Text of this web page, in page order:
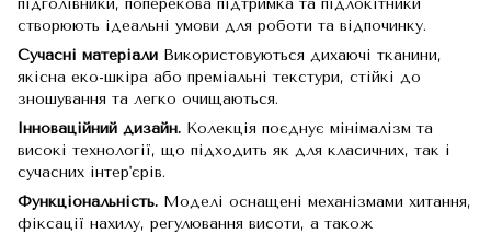
підголівники, поперекова підтримка та підлокітники
створюють ідеальні умови для роботи та відпочинку.
Сучасні матеріали Використовуються дихаючі тканини,
якісна еко-шкіра або преміальні текстури, стійкі до
зношування та легко очищаються.
Інноваційний дизайн. Колекція поєднує мінімалізм та
високі технології, що підходить як для класичних, так і
сучасних інтер'єрів.
Функціональність. Моделі оснащені механізмами хитання,
фіксації нахилу, регулювання висоти, а також